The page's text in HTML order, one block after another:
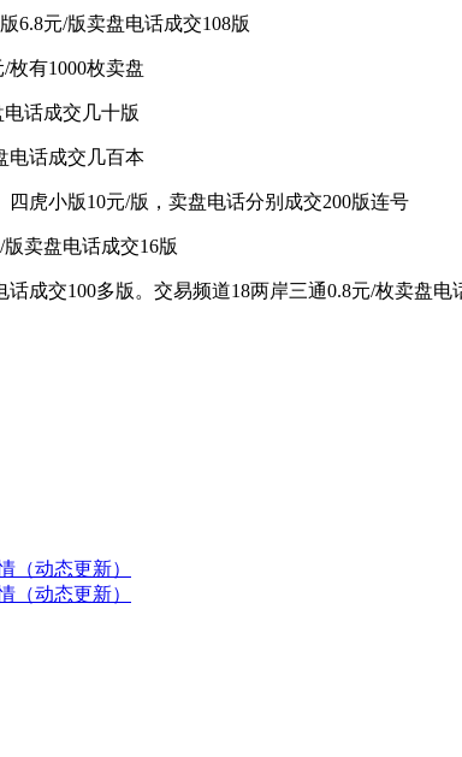
6.8元/版卖盘电话成交108版
枚有1000枚卖盘
话成交几十版
电话成交几百本
四虎小版10元/版，卖盘电话分别成交200版连号
卖盘电话成交16版
话成交100多版。交易频道18两岸三通0.8元/枚卖盘电
（动态更新）
（动态更新）